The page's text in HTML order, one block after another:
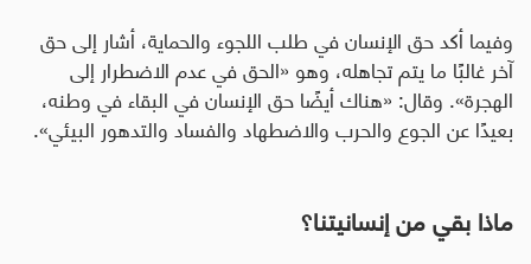
وفيما أكد حق الإنسان في طلب اللجوء والحماية، أشار إلى حق
آخر غالبًا ما يتم تجاهله، وهو «الحق في عدم الاضطرار إلى
الهجرة». وقال: «هناك أيضًا حق الإنسان في البقاء في وطنه،
بعيدًا عن الجوع والحرب والاضطهاد والفساد والتدهور البيئي».
ماذا بقي من إنسانيتنا؟